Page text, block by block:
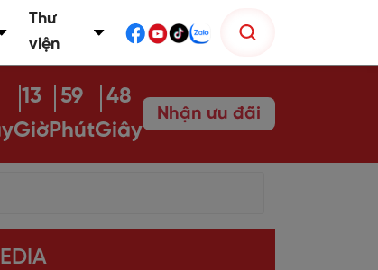
Thư
viện
13
Giờ
59
Phút
47
Giây
Nhận ưu đãi